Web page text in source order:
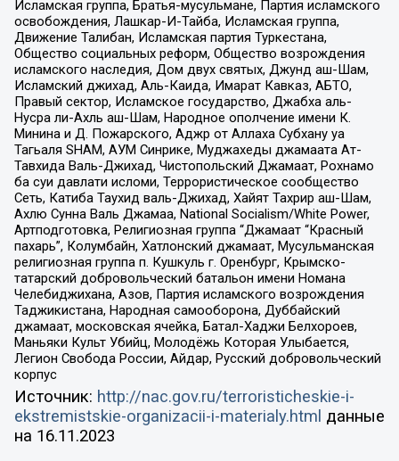
Исламская группа, Братья-мусульмане, Партия исламского
освобождения, Лашкар-И-Тайба, Исламская группа,
Движение Талибан, Исламская партия Туркестана,
Общество социальных реформ, Общество возрождения
исламского наследия, Дом двух святых, Джунд аш-Шам,
Исламский джихад, Аль-Каида, Имарат Кавказ, АБТО,
Правый сектор, Исламское государство, Джабха аль-
Нусра ли-Ахль аш-Шам, Народное ополчение имени К.
Минина и Д. Пожарского, Аджр от Аллаха Субхану уа
Тагьаля SHAM, АУМ Синрике, Муджахеды джамаата Ат-
Тавхида Валь-Джихад, Чистопольский Джамаат, Рохнамо
ба суи давлати исломи, Террористическое сообщество
Сеть, Катиба Таухид валь-Джихад, Хайят Тахрир аш-Шам,
Ахлю Сунна Валь Джамаа, National Socialism/White Power,
Артподготовка, Религиозная группа “Джамаат “Красный
пахарь”, Колумбайн, Хатлонский джамаат, Мусульманская
религиозная группа п. Кушкуль г. Оренбург, Крымско-
татарский добровольческий батальон имени Номана
Челебиджихана, Азов, Партия исламского возрождения
Таджикистана, Народная самооборона, Дуббайский
джамаат, московская ячейка, Батал-Хаджи Белхороев,
Маньяки Культ Убийц, Молодёжь Которая Улыбается,
Легион Свобода России, Айдар, Русский добровольческий
корпус
Источник: http://nac.gov.ru/terroristicheskie-i-
ekstremistskie-organizacii-i-materialy.html данные
на 16.11.2023